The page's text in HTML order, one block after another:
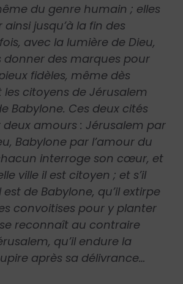
du genre humain ; elles
jusqu’à la fin des
avec la lumière de Dieu,
donner des marques pour
fidèles, même dès
les citoyens de Jérusalem
Babylone. Ces deux cités
amours : Jérusalem par
Babylone par l’amour du
interroge son cœur, et
ville il est citoyen ; et s’il
de Babylone, qu’il extirpe
convoitises pour y planter
se reconnaît au contraire
qu’il endure la
après sa délivrance…